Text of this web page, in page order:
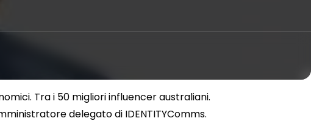
Tra i 50 migliori influencer australiani.
delegato di IDENTITYComms.